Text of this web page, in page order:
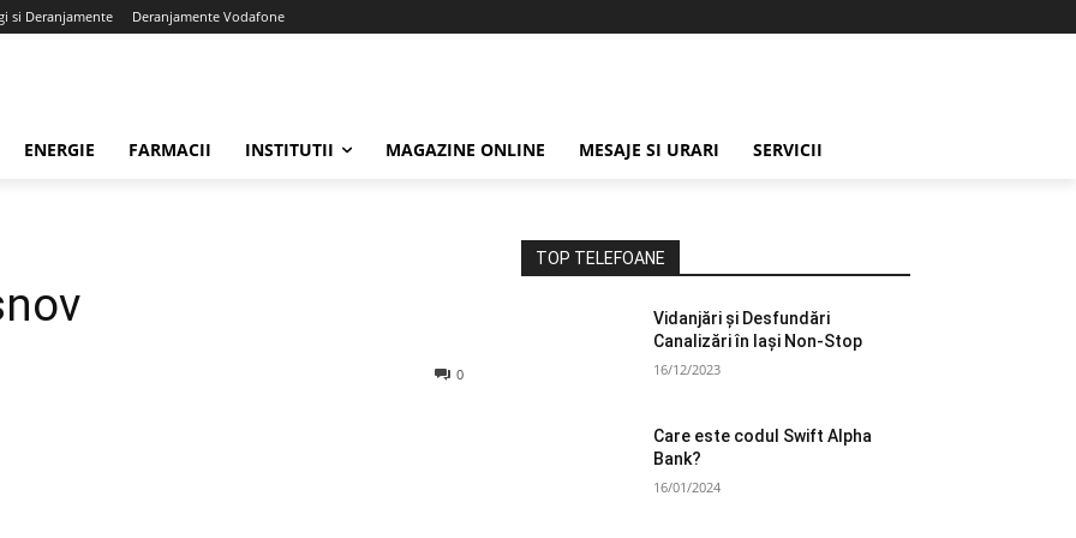
si Deranjamente Deranjamente Vodafone
ENERGIE FARMACII INSTITUTII MAGAZINE ONLINE MESAJE SI URARI SERVICII
0
TOP TELEFOANE
Vidanjări și Desfundări
Canalizări în Iași Non-Stop
16/12/2023
Care este codul Swift Alpha
Bank?
16/01/2024